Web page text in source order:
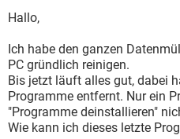
FACEBOOK
FACEBOOK
ANDROID
WINDOWS 10
WHATSAPP
FACEBOOK
Hallo,
Ich habe den ganzen
PC gründlich reinigen.
Bis jetzt läuft alles gut, dabei
Programme entfernt. Nur ein
"Programme deinstallieren"
Wie kann ich dieses letzte